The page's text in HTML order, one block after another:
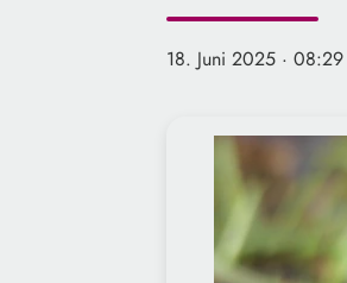
18. Juni 2025 ·